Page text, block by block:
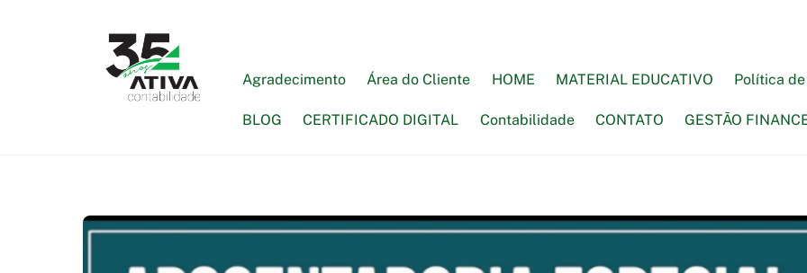
Agradecimento
Área do Cliente HOME MATERIAL EDUCATIVO Política
BLOG CERTIFICADO DIGITAL Contabilidade CONTATO GESTÃO